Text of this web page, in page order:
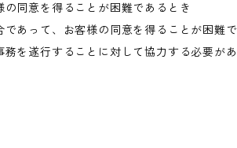
同意を得ることが困難であるとき
あって、お客様の同意を得ることが困難
を遂行することに対して協力する必要が